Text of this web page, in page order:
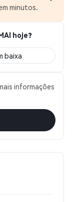
minutos.
hoje?
baixa
informações